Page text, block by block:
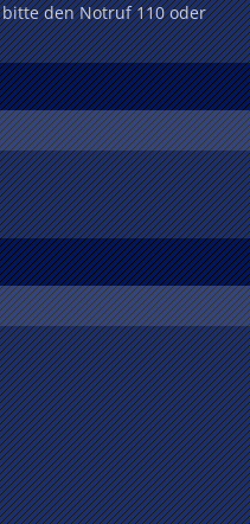
den Notruf 110 oder